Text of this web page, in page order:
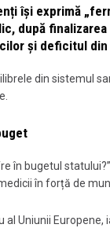
își exprimă
după
și deficitul
din sistemul
în bugetul
în forță de
Uniunii